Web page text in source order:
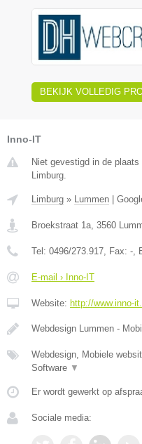
BEKIJK VOLLEDIG
Inno-IT
Niet gevestigd in de
Limburg.
Limburg » Lummen
Broekstraat 1a, 3560
Tel: 0496/273.917, Fax: -,
E-mail › Inno-IT
Website: http://www.inno-
Webdesign Lummen -
Webdesign, Mobiele
Software ▼
Er wordt gewerkt op
Sociale media: